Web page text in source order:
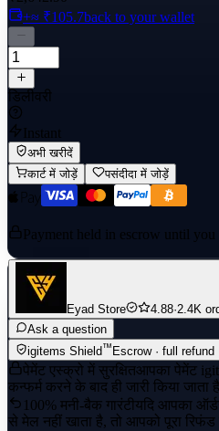
+≈ ₹105.7back to your wallet
डिलीवरी
Instant
अभी खरीदें
कार्ट में जोड़ें
पसंदीदा में जोड़ें
Payment held in escrow until
Eyad Store 4.88·2.4K
Ask a question
igitems Shield™ Escrow · full refund
पेमेंट एस्क्रो में सुरक्षितआपका पेमेंट
कन्फर्म करने के बाद ही जारी किया जाता
100% मनी-बैक गारंटीयदि आपका
से मेल नहीं खाता है, तो आपको पूरा रिफंड